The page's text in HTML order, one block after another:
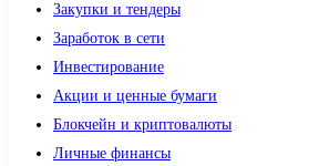
Закупки и тендеры
Заработок в сети
Инвестирование
Акции и ценные бумаги
Блокчейн и криптовалюты
Личные финансы